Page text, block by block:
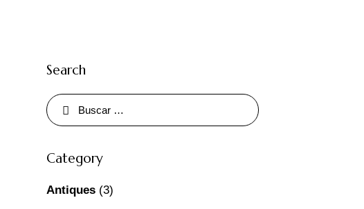
Search
Buscar:
Category
Antiques (3)